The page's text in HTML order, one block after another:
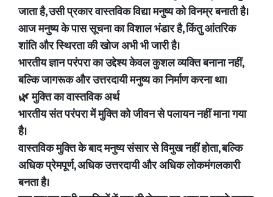
जाता है, उसी प्रकार वास्तविक विद्या मनुष्य को विनम्र बनाती है।
आज मनुष्य के पास सूचना का विशाल भंडार है, किंतु आंतरिक
शांति और स्थिरता की खोज अभी भी जारी है।
भारतीय ज्ञान परंपरा का उद्देश्य केवल कुशल व्यक्ति बनाना नहीं,
बल्कि जागरूक और उत्तरदायी मनुष्य का निर्माण करना था।
🌿 मुक्ति का वास्तविक अर्थ
भारतीय संत परंपरा में मुक्ति को जीवन से पलायन नहीं माना गया
है।
वास्तविक मुक्ति के बाद मनुष्य संसार से विमुख नहीं होता, बल्कि
अधिक प्रेमपूर्ण, अधिक उत्तरदायी और अधिक लोकमंगलकारी
बनता है।